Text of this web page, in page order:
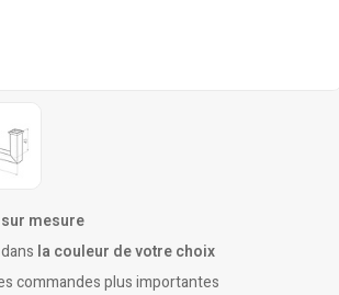
sur mesure
la couleur de votre choix
commandes plus importantes